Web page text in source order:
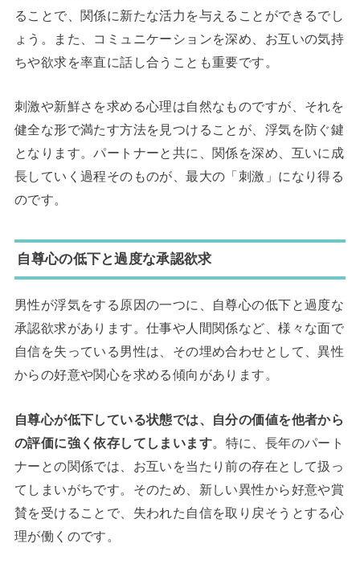
ることで、関係に新たな活力を与えることができるでし
ょう。また、コミュニケーションを深め、お互いの気持
ちや欲求を率直に話し合うことも重要です。
刺激や新鮮さを求める心理は自然なものですが、それを
健全な形で満たす方法を見つけることが、浮気を防ぐ鍵
となります。パートナーと共に、関係を深め、互いに成
長していく過程そのものが、最大の「刺激」になり得る
のです。
自尊心の低下と過度な承認欲求
男性が浮気をする原因の一つに、自尊心の低下と過度な
承認欲求があります。仕事や人間関係など、様々な面で
自信を失っている男性は、その埋め合わせとして、異性
からの好意や関心を求める傾向があります。
自尊心が低下している状態では、自分の価値を他者から
の評価に強く依存してしまいます 。特に、長年のパート
ナーとの関係では、お互いを当たり前の存在として扱っ
てしまいがちです。そのため、新しい異性から好意や賞
賛を受けることで、失われた自信を取り戻そうとする心
理が働くのです。